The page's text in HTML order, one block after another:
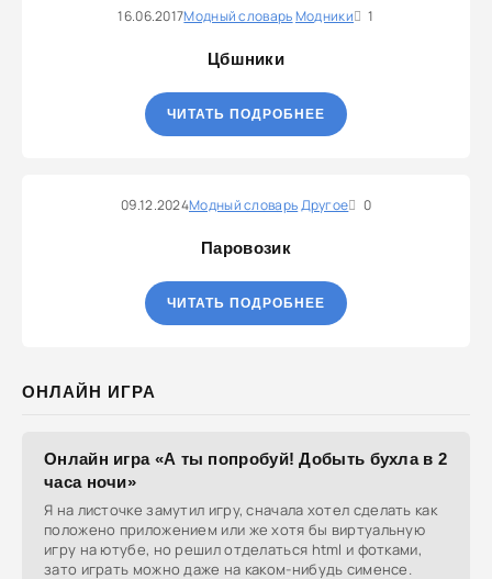
16.06.2017Модный словарьМодники 1
Цбшники
ЧИТАТЬ ПОДРОБНЕЕ
09.12.2024Модный словарьДругое 0
Паровозик
ЧИТАТЬ ПОДРОБНЕЕ
ОНЛАЙН ИГРА
Онлайн игра «А ты попробуй! Добыть бухла в 2
часа ночи»
Я на листочке замутил игру, сначала хотел сделать как
положено приложением или же хотя бы виртуальную
игру на ютубе, но решил отделаться html и фотками,
зато играть можно даже на каком-нибудь сименсе.